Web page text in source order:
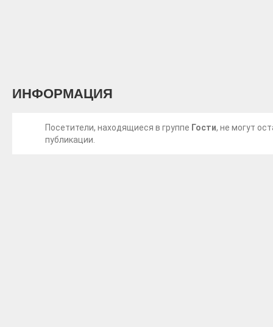
ИНФОРМАЦИЯ
Посетители, находящиеся в группе Гости, не могут
публикации.